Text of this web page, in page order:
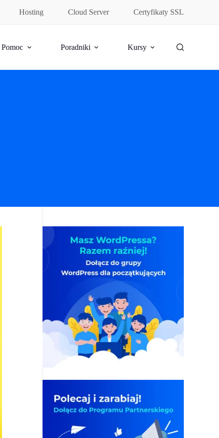
Hosting Cloud Server Certyfikaty SSL
Pomoc Poradniki Kursy